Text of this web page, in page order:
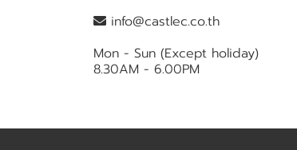
info@castlec.co.th
Mon - Sun (Except holiday)
8.30AM - 6.00PM